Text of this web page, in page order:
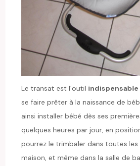
Le transat est l’outil indispensable
se faire prêter à la naissance de
ainsi installer bébé dès ses
quelques heures par jour, en
pourrez le trimbaler dans toutes les
maison, et même dans la salle de